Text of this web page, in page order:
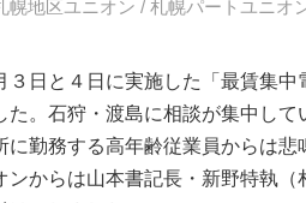
幌地区ユニオン / 札幌パートユニオ
３日と４日に実施した「最賃集
た。石狩・渡島に相談が集中し
に勤務する高年齢従業員からは
ンからは山本書記長・新野特執